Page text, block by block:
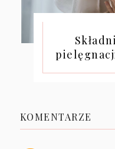
KOMENTARZE